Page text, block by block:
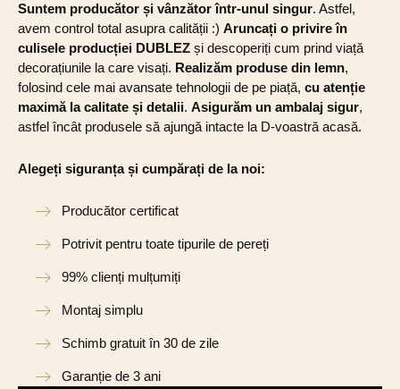
Suntem producător și vânzător într-unul singur. Astfel,
avem control total asupra calității :) Aruncați o privire în
culisele producției DUBLEZ și descoperiți cum prind viață
decorațiunile la care visați. Realizăm produse din lemn,
folosind cele mai avansate tehnologii de pe piață, cu atenție
maximă la calitate și detalii. Asigurăm un ambalaj sigur,
astfel încât produsele să ajungă intacte la D-voastră acasă.
Alegeți siguranța și cumpărați de la noi:
Producător certificat
Potrivit pentru toate tipurile de pereți
99% clienți mulțumiți
Montaj simplu
Schimb gratuit în 30 de zile
Garanție de 3 ani